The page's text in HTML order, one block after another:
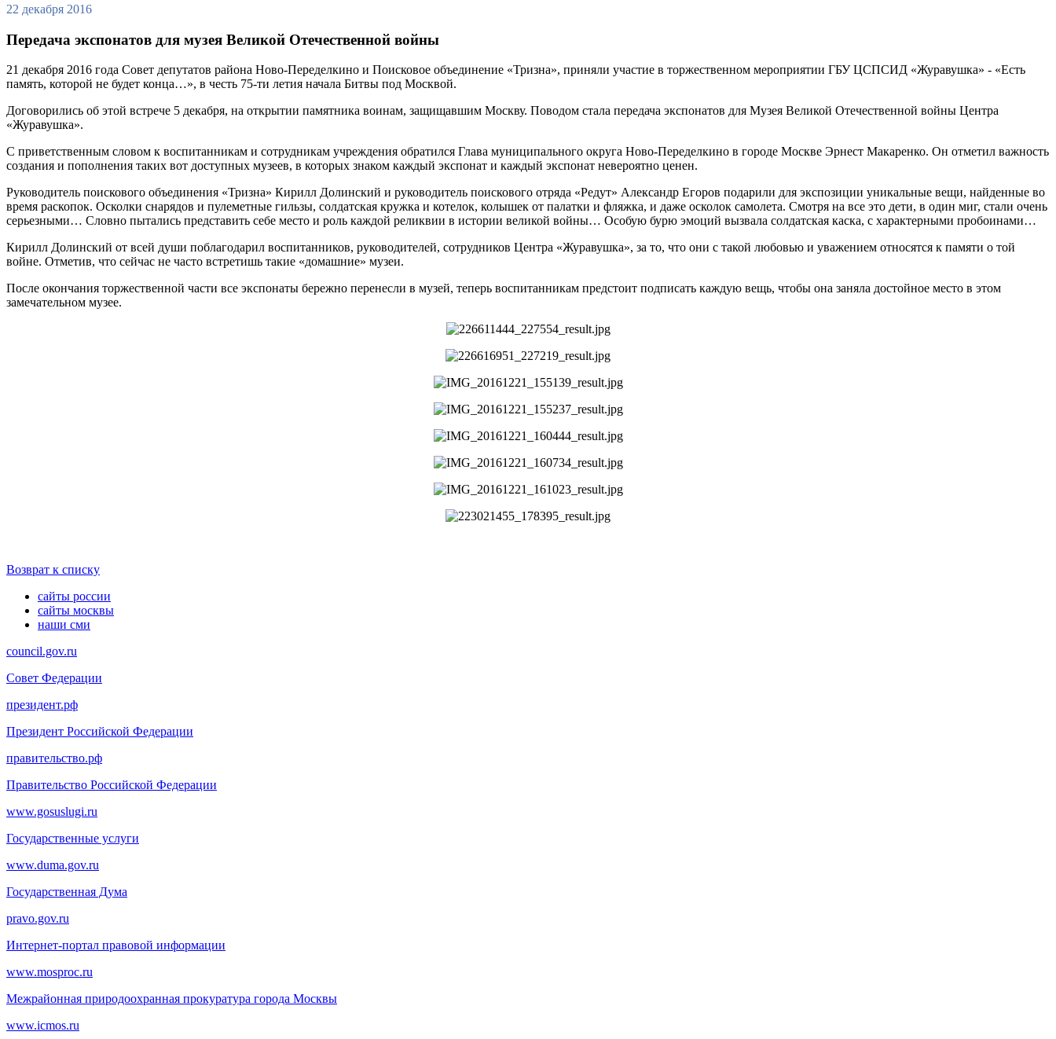
22 декабря 2016
Передача экспонатов для музея Великой Отечественной войны
21 декабря 2016 года Совет депутатов района Ново-Переделкино и Поисковое объединение «Тризна», приняли участие в торжественном мероприятии ГБУ ЦСПСИД «Журавушка» - «Есть
память, которой не будет конца…», в честь 75-ти летия начала Битвы под Москвой.
Договорились об этой встрече 5 декабря, на открытии памятника воинам, защищавшим Москву. Поводом стала передача экспонатов для Музея Великой Отечественной войны Центра
«Журавушка».
С приветственным словом к воспитанникам и сотрудникам учреждения обратился Глава муниципального округа Ново-Переделкино в городе Москве Эрнест Макаренко. Он отметил важность
создания и пополнения таких вот доступных музеев, в которых знаком каждый экспонат и каждый экспонат невероятно ценен.
Руководитель поискового объединения «Тризна» Кирилл Долинский и руководитель поискового отряда «Редут» Александр Егоров подарили для экспозиции уникальные вещи, найденные во
время раскопок. Осколки снарядов и пулеметные гильзы, солдатская кружка и котелок, колышек от палатки и фляжка, и даже осколок самолета. Смотря на все это дети, в один миг, стали очень
серьезными… Словно пытались представить себе место и роль каждой реликвии в истории великой войны… Особую бурю эмоций вызвала солдатская каска, с характерными пробоинами…
Кирилл Долинский от всей души поблагодарил воспитанников, руководителей, сотрудников Центра «Журавушка», за то, что они с такой любовью и уважением относятся к памяти о той
войне. Отметив, что сейчас не часто встретишь такие «домашние» музеи.
После окончания торжественной части все экспонаты бережно перенесли в музей, теперь воспитанникам предстоит подписать каждую вещь, чтобы она заняла достойное место в этом
замечательном музее.
Возврат к списку
сайты россии
сайты москвы
наши сми
council.gov.ru
Совет Федерации
президент.рф
Президент Российской Федерации
правительство.рф
Правительство Российской Федерации
www.gosuslugi.ru
Государственные услуги
www.duma.gov.ru
Государственная Дума
pravo.gov.ru
Интернет-портал правовой информации
www.mosproc.ru
Межрайонная природоохранная прокуратура города Москвы
www.icmos.ru